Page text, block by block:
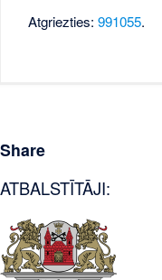
Atgriezties:991055.
Share
ATBALSTĪTĀJI: